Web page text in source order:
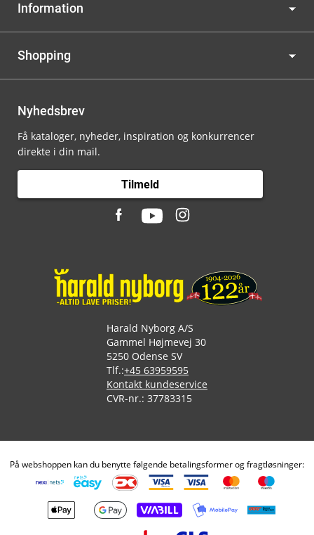
Information
Shopping
Nyhedsbrev
Få kataloger, nyheder, inspiration og konkurrencer
direkte i din mail.
Tilmeld
Harald Nyborg A/S
Gammel Højmevej 30
5250 Odense SV
Tlf.:+45 63959595
Kontakt kundeservice
CVR-nr.: 37783315
På webshoppen kan du benytte følgende betalingsformer og fragtløsninger: